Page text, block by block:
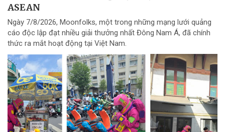
ASEAN
Ngày 7/8/2026, Moonfolks, một trong những mạng lưới quảng
cáo độc lập đạt nhiều giải thưởng nhất Đông Nam Á, đã chính
thức ra mắt hoạt động tại Việt Nam.